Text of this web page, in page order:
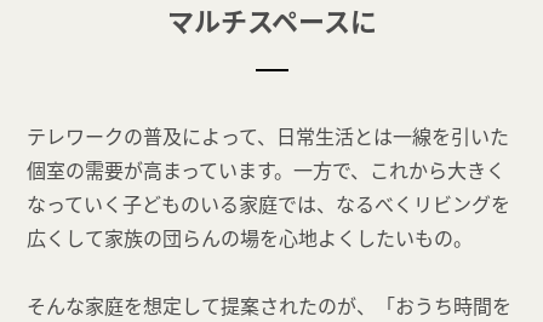
マルチスペースに
テレワークの普及によって、日常生活とは一線を引いた
個室の需要が高まっています。一方で、これから大きく
なっていく子どものいる家庭では、なるべくリビングを
広くして家族の団らんの場を心地よくしたいもの。
そんな家庭を想定して提案されたのが、「おうち時間を